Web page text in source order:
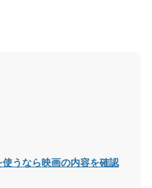
使うなら映画の内容を確認